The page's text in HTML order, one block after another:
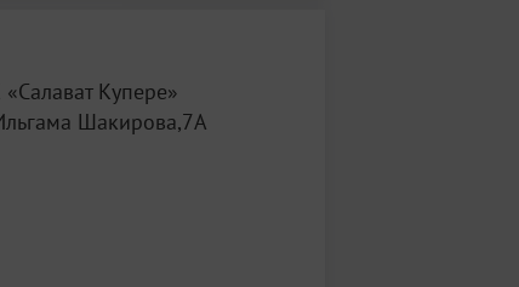
«Салават Купере»
Шакирова,7А